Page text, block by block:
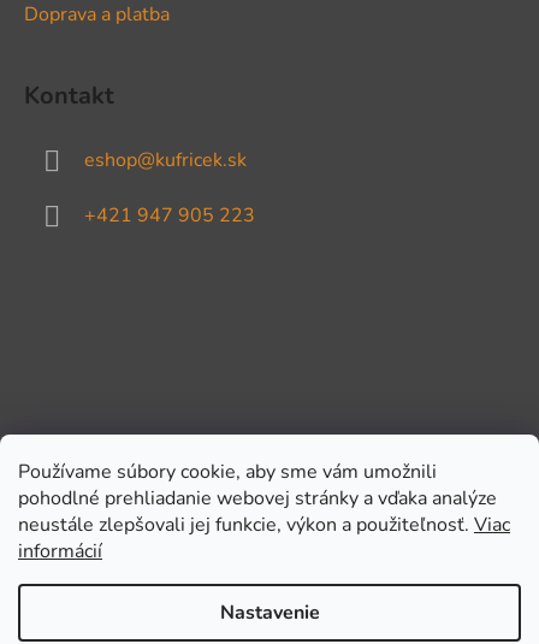
Používame súbory cookie, aby sme vám umožnili
pohodlné prehliadanie webovej stránky a vďaka analýze
neustále zlepšovali jej funkcie, výkon a použiteľnosť. Viac
informácií
Nastavenie
Doprava a platba
Kontakt
eshop@kufricek.sk
+421 947 905 223
Prijímame online platby